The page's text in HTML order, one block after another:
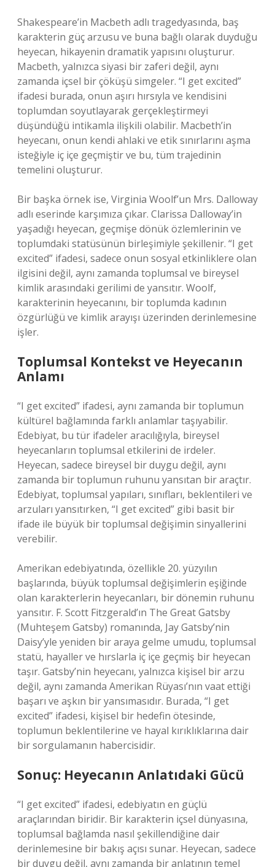
Shakespeare’in Macbeth adlı tragedyasında, baş
karakterin güç arzusu ve buna bağlı olarak duyduğu
heyecan, hikayenin dramatik yapısını oluşturur.
Macbeth, yalnızca siyasi bir zaferi değil, aynı
zamanda içsel bir çöküşü simgeler. “I get excited”
ifadesi burada, onun aşırı hırsıyla ve kendisini
toplumdan soyutlayarak gerçekleştirmeyi
düşündüğü intikamla ilişkili olabilir. Macbeth’in
heyecanı, onun kendi ahlaki ve etik sınırlarını aşma
isteğiyle iç içe geçmiştir ve bu, tüm trajedinin
temelini oluşturur.
Bir başka örnek ise, Virginia Woolf’un Mrs. Dalloway
adlı eserinde karşımıza çıkar. Clarissa Dalloway’in
yaşadığı heyecan, geçmişe dönük özlemlerinin ve
toplumdaki statüsünün birleşimiyle şekillenir. “I get
excited” ifadesi, sadece onun sosyal etkinliklere olan
ilgisini değil, aynı zamanda toplumsal ve bireysel
kimlik arasındaki gerilimi de yansıtır. Woolf,
karakterinin heyecanını, bir toplumda kadının
özgürlüğü ve kimlik arayışı üzerinden derinlemesine
işler.
Toplumsal Kontekst ve Heyecanın
Anlamı
“I get excited” ifadesi, aynı zamanda bir toplumun
kültürel bağlamında farklı anlamlar taşıyabilir.
Edebiyat, bu tür ifadeler aracılığıyla, bireysel
heyecanların toplumsal etkilerini de irdeler.
Heyecan, sadece bireysel bir duygu değil, aynı
zamanda bir toplumun ruhunu yansıtan bir araçtır.
Edebiyat, toplumsal yapıları, sınıfları, beklentileri ve
arzuları yansıtırken, “I get excited” gibi basit bir
ifade ile büyük bir toplumsal değişimin sinyallerini
verebilir.
Amerikan edebiyatında, özellikle 20. yüzyılın
başlarında, büyük toplumsal değişimlerin eşiğinde
olan karakterlerin heyecanları, bir dönemin ruhunu
yansıtır. F. Scott Fitzgerald’ın The Great Gatsby
(Muhteşem Gatsby) romanında, Jay Gatsby’nin
Daisy’yle yeniden bir araya gelme umudu, toplumsal
statü, hayaller ve hırslarla iç içe geçmiş bir heyecan
taşır. Gatsby’nin heyecanı, yalnızca kişisel bir arzu
değil, aynı zamanda Amerikan Rüyası’nın vaat ettiği
başarı ve aşkın bir yansımasıdır. Burada, “I get
excited” ifadesi, kişisel bir hedefin ötesinde,
toplumun beklentilerine ve hayal kırıklıklarına dair
bir sorgulamanın habercisidir.
Sonuç: Heyecanın Anlatıdaki Gücü
“I get excited” ifadesi, edebiyatın en güçlü
araçlarından biridir. Bir karakterin içsel dünyasına,
toplumsal bağlamda nasıl şekillendiğine dair
derinlemesine bir bakış açısı sunar. Heyecan, sadece
bir duygu değil, aynı zamanda bir anlatının temel